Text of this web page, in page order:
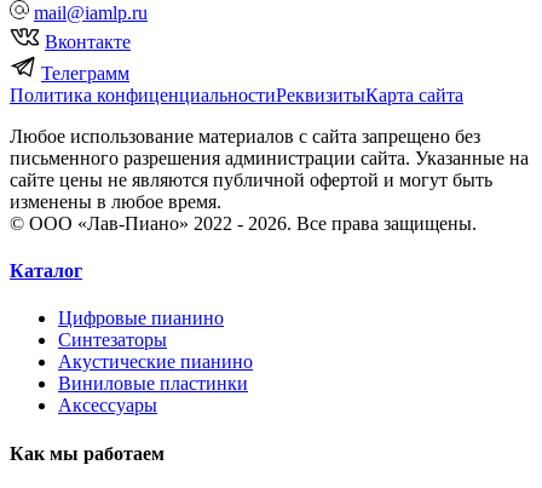
mail@iamlp.ru
Вконтакте
Телеграмм
Политика конфиценциальностиРеквизитыКарта сайта
Любое использование материалов с сайта запрещено без
письменного разрешения администрации сайта. Указанные на
сайте цены не являются публичной офертой и могут быть
изменены в любое время.
© ООО «Лав-Пиано» 2022 - 2026. Все права защищены.
Каталог
Цифровые пианино
Синтезаторы
Акустические пианино
Виниловые пластинки
Аксессуары
Как мы работаем